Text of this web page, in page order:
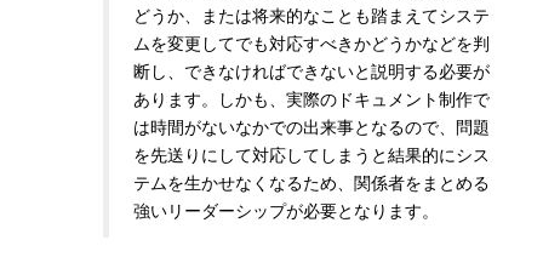
どうか、または将来的なことも踏まえてシステ
ムを変更してでも対応すべきかどうかなどを判
断し、できなければできないと説明する必要が
あります。しかも、実際のドキュメント制作で
は時間がないなかでの出来事となるので、問題
を先送りにして対応してしまうと結果的にシス
テムを生かせなくなるため、関係者をまとめる
強いリーダーシップが必要となります。